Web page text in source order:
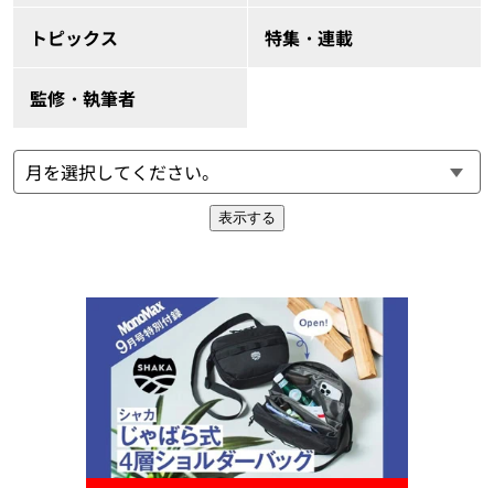
トピックス 特集・連載
監修・執筆者
表示する